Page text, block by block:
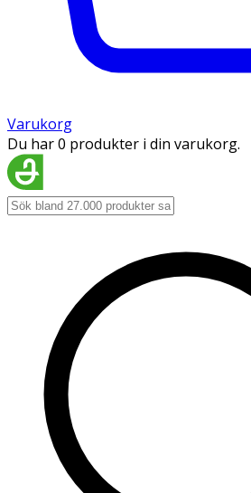
Varukorg
Du har 0 produkter i din varukorg.